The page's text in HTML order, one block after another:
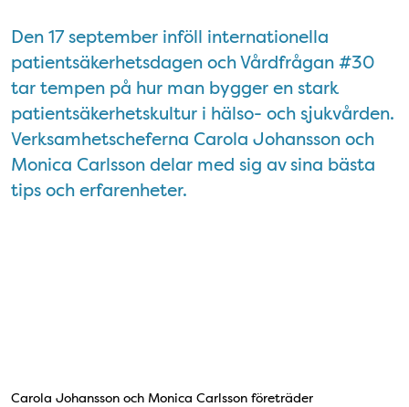
Den 17 september inföll internationella
patientsäkerhetsdagen och Vårdfrågan #30
tar tempen på hur man bygger en stark
patientsäkerhetskultur i hälso- och sjukvården.
Verksamhetscheferna Carola Johansson och
Monica Carlsson delar med sig av sina bästa
tips och erfarenheter.
Carola Johansson och Monica Carlsson företräder